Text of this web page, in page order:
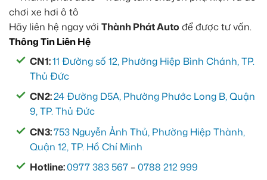
Hãy liên hệ ngay với Thành Phát Auto để được tư vấn.
Thông Tin Liên Hệ
CN1:11 Đường số 12, Phường Hiệp Bình Chánh, TP.
Thủ Đức
CN2:24 Đường D5A, Phường Phước Long B, Quận
9, TP. Thủ Đức
CN3:753 Nguyễn Ảnh Thủ, Phường Hiệp Thành,
Quận 12, TP. Hồ Chí Minh
Hotline:0977 383 567 –0788 212 999